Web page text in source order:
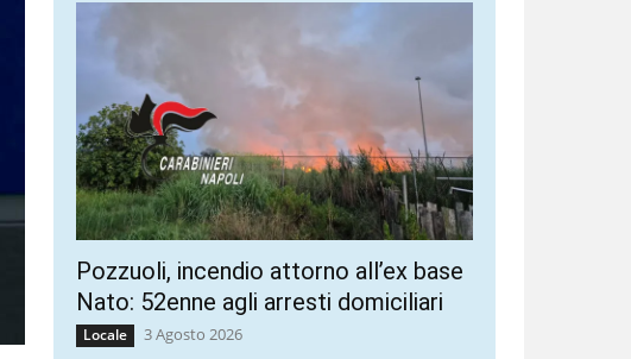
Pozzuoli, incendio attorno all’ex base
Nato: 52enne agli arresti domiciliari
Locale 3 Agosto 2026